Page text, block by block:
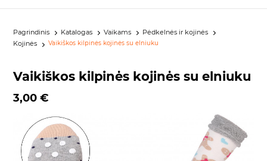
Pagrindinis Katalogas Vaikams
Pėdkelnės ir kojinės
Kojinės
Vaikiškos kilpinės kojinės su elniuku
Vaikiškos kilpinės kojinės su elniuku
3,00 €